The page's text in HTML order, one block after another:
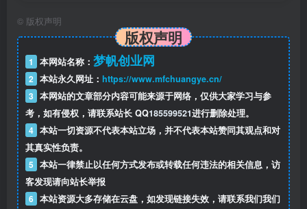
© 版权声明
版权声明
1 本网站名称： 梦帆创业网
2 本站永久网址： https://www.mfchuangye.cn/
3 本网站的文章部分内容可能来源于网络，仅供大家学习与参
考，如有侵权，请联系站长 QQ185599521进行删除处理。
4 本站一切资源不代表本站立场，并不代表本站赞同其观点和对
其真实性负责。
5 本站一律禁止以任何方式发布或转载任何违法的相关信息，访
客发现请向站长举报
6 本站资源大多存储在云盘，如发现链接失效，请联系我们我们